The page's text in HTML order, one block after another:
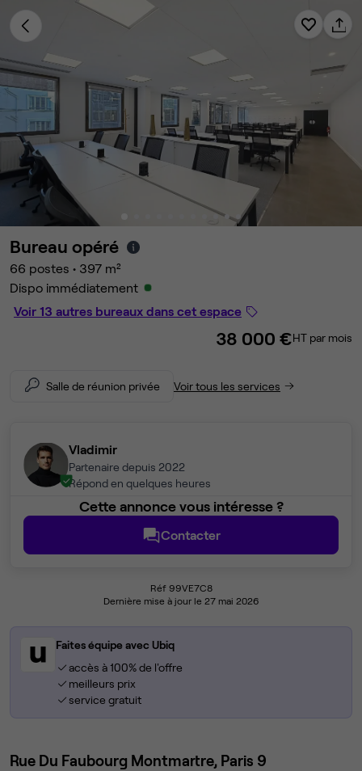
Bureau opéré
66 postes • 397 m²
Dispo immédiatement
Voir 13 autres bureaux dans cet espace
38 000 €HT par mois
Salle de réunion privée Voir tous les services
Vladimir
Partenaire depuis 2022
Répond en quelques heures
Cette annonce vous intéresse ?
Contacter
Réf 99VE7C8
Dernière mise à jour le 27 mai 2026
Faites équipe avec Ubiq
accès à 100% de l'offre
meilleurs prix
service gratuit
Rue Du Faubourg Montmartre, Paris 9